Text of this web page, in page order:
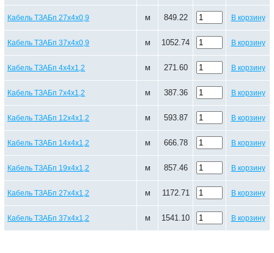
Кабель ТЗАБп 27х4х0,9 м 849.22 В корзину
Кабель ТЗАБп 37х4х0,9 м 1052.74 В корзину
Кабель ТЗАБп 4х4х1,2 м 271.60 В корзину
Кабель ТЗАБп 7х4х1,2 м 387.36 В корзину
Кабель ТЗАБп 12х4х1,2 м 593.87 В корзину
Кабель ТЗАБп 14х4х1,2 м 666.78 В корзину
Кабель ТЗАБп 19х4х1,2 м 857.46 В корзину
Кабель ТЗАБп 27х4х1,2 м 1172.71 В корзину
Кабель ТЗАБп 37х4х1,2 м 1541.10 В корзину